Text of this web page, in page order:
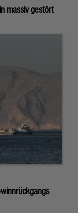
massiv gestört